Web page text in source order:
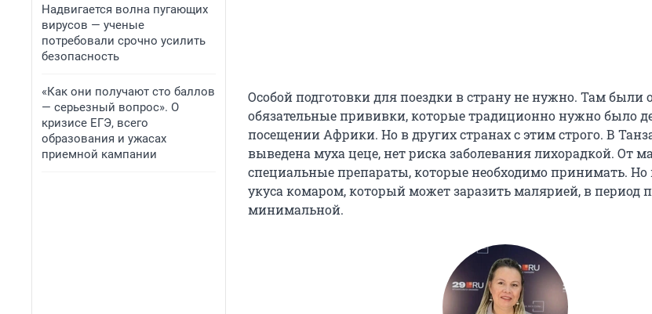
Надвигается волна пугающих
вирусов — ученые
потребовали срочно усилить
безопасность
«Как они получают сто баллов
— серьезный вопрос». О
кризисе ЕГЭ, всего
образования и ужасах
приемной кампании
Особой подготовки для поездки в страну не нужно. Там были
обязательные прививки, которые традиционно нужно было
посещении Африки. Но в других странах с этим строго. В
выведена муха цеце, нет риска заболевания лихорадкой. От
специальные препараты, которые необходимо принимать. Но
укуса комаром, который может заразить малярией, в период
минимальной.